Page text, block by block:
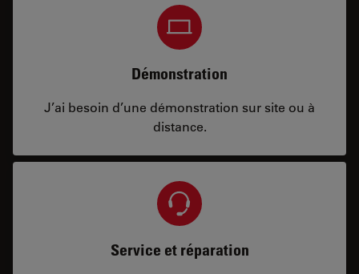
Démonstration
J’ai besoin d’une démonstration sur site ou à
distance.
Service et réparation